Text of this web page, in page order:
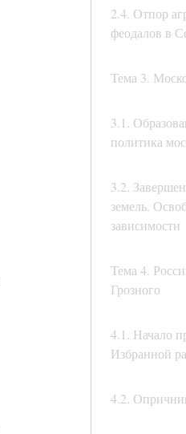
2.4. Отпор
феодалов в
Тема 3.
3.1.
политика
3.2.
земель.
зависимости
Тема 4.
Грозного
4.1. Начало
Избранной
4.2.